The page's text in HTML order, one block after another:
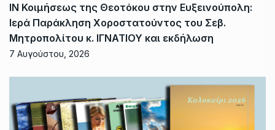
ΙΝ Κοιμήσεως της Θεοτόκου στην Ευξεινούπολη:
Ιερά Παράκληση Χοροστατούντος του Σεβ.
Μητροπολίτου κ. ΙΓΝΑΤΙΟΥ και εκδήλωση
7 Αυγούστου, 2026